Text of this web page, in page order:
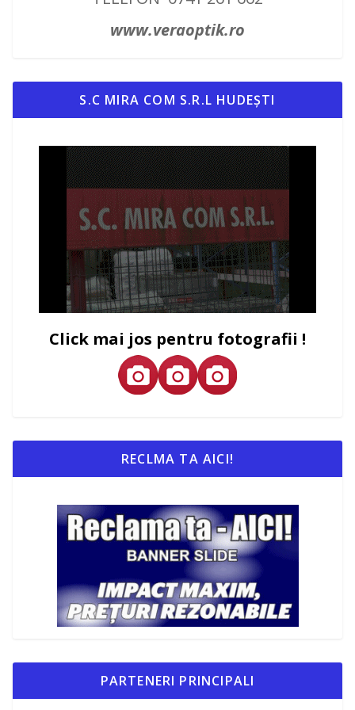
www.veraoptik.ro
S.C MIRA COM S.R.L HUDEȘTI
Click mai jos pentru fotografii !
RECLMA TA AICI!
PARTENERI PRINCIPALI